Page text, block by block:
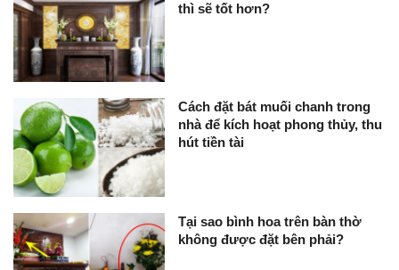
thì sẽ tốt hơn?
Cách đặt bát muối chanh trong
nhà để kích hoạt phong thủy, thu
hút tiền tài
Tại sao bình hoa trên bàn thờ
không được đặt bên phải?